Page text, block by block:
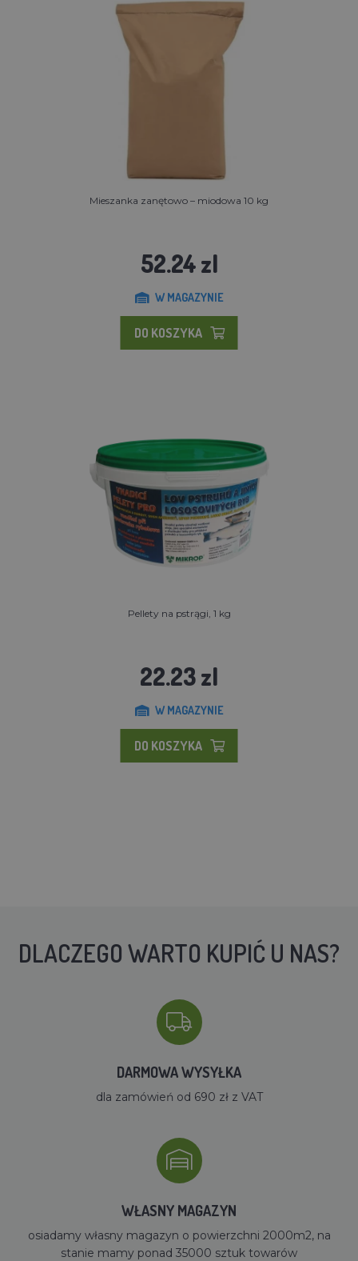
Mieszanka zanętowo – miodowa 10 kg
52.24 zl
W MAGAZYNIE
DO KOSZYKA
Pellety na pstrągi, 1 kg
22.23 zl
W MAGAZYNIE
DO KOSZYKA
DLACZEGO WARTO KUPIĆ U NAS?
DARMOWA WYSYŁKA
dla zamówień od 690 zł z VAT
WŁASNY MAGAZYN
osiadamy własny magazyn o powierzchni 2000m2, na
stanie mamy ponad 35000 sztuk towarów